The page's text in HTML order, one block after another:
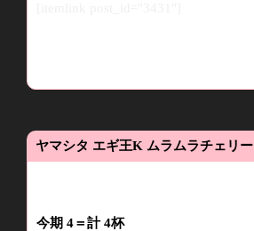
ヤマシタ エギ王K ムラムラチェリー
今期 4＝計4杯